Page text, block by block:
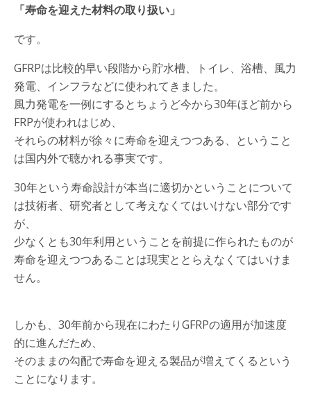
「寿命を迎えた材料の取り扱い」
です。
GFRPは比較的早い段階から貯水槽、トイレ、浴槽、風力
発電、インフラなどに使われてきました。
風力発電を一例にするとちょうど今から30年ほど前から
FRPが使われはじめ、
それらの材料が徐々に寿命を迎えつつある、ということ
は国内外で聴かれる事実です。
30年という寿命設計が本当に適切かということについて
は技術者、研究者として考えなくてはいけない部分です
が、
少なくとも30年利用ということを前提に作られたものが
寿命を迎えつつあることは現実ととらえなくてはいけま
せん。
しかも、30年前から現在にわたりGFRPの適用が加速度
的に進んだため、
そのままの勾配で寿命を迎える製品が増えてくるという
ことになります。